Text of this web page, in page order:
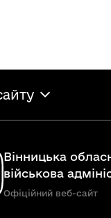
Вінницька
військова
Офіційний веб-сайт